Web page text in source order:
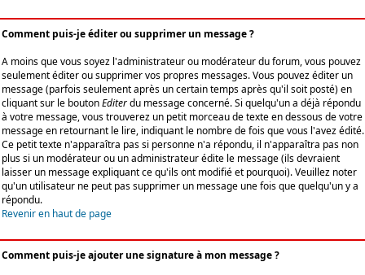
Comment puis-je éditer ou supprimer un message ?
A moins que vous soyez l'administrateur ou modérateur du forum, vous pouvez
seulement éditer ou supprimer vos propres messages. Vous pouvez éditer un
message (parfois seulement après un certain temps après qu'il soit posté) en
cliquant sur le boutonEditerdu message concerné. Si quelqu'un a déjà répondu
à votre message, vous trouverez un petit morceau de texte en dessous de votre
message en retournant le lire, indiquant le nombre de fois que vous l'avez édité.
Ce petit texte n'apparaîtra pas si personne n'a répondu, il n'apparaîtra pas non
plus si un modérateur ou un administrateur édite le message (ils devraient
laisser un message expliquant ce qu'ils ont modifié et pourquoi). Veuillez noter
qu'un utilisateur ne peut pas supprimer un message une fois que quelqu'un y a
répondu.
Revenir en haut de page
Comment puis-je ajouter une signature à mon message ?